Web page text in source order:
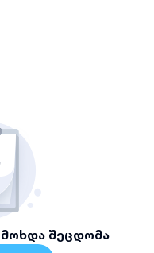
სტანდარტების სრული
ადგილზე
შეცდომა